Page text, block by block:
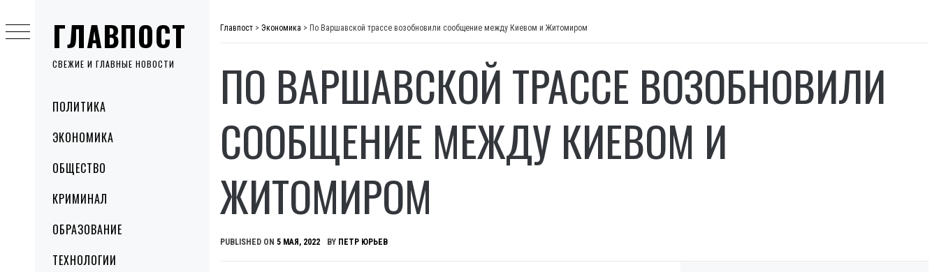
ГЛАВПОСТ
СВЕЖИЕ И ГЛАВНЫЕ НОВОСТИ
MenuПОЛИТИКА
ЭКОНОМИКА
ОБЩЕСТВО
КРИМИНАЛ
ОБРАЗОВАНИЕ
ТЕХНОЛОГИИ
to
content
Главпост > Экономика > По Варшавской трассе возобновили сообщение между Киевом и Житомиром
ПО ВАРШАВСКОЙ ТРАССЕ ВОЗОБНОВИЛИ
СООБЩЕНИЕ МЕЖДУ КИЕВОМ И
ЖИТОМИРОМ
PUBLISHED ON 5 МАЯ, 2022 BY ПЕТР ЮРЬЕВ